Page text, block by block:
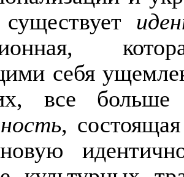
себя
все
,